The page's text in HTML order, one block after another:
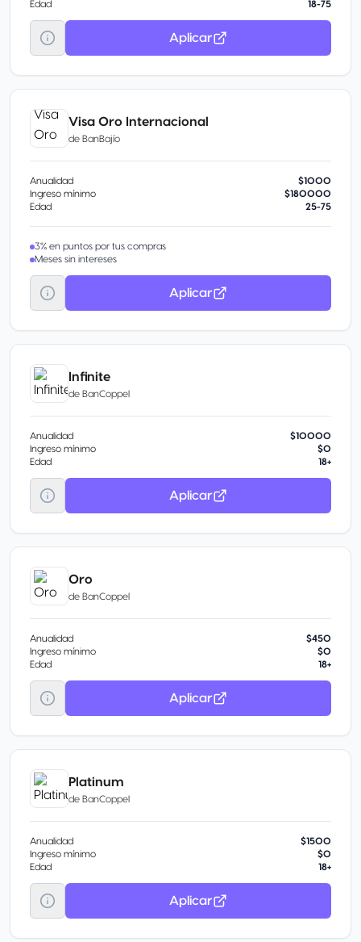
Edad 18-75
Aplicar
Visa Oro Internacional
de BanBajío
Anualidad
$1000
Ingreso mínimo
$180000
Edad
25-75
3% en puntos por tus compras
Meses sin intereses
Aplicar
Infinite
de BanCoppel
Anualidad
$10000
Ingreso mínimo
$0
Edad
18+
Aplicar
Oro
de BanCoppel
Anualidad
$450
Ingreso mínimo
$0
Edad
18+
Aplicar
Platinum
de BanCoppel
Anualidad
$1500
Ingreso mínimo
$0
Edad
18+
Aplicar